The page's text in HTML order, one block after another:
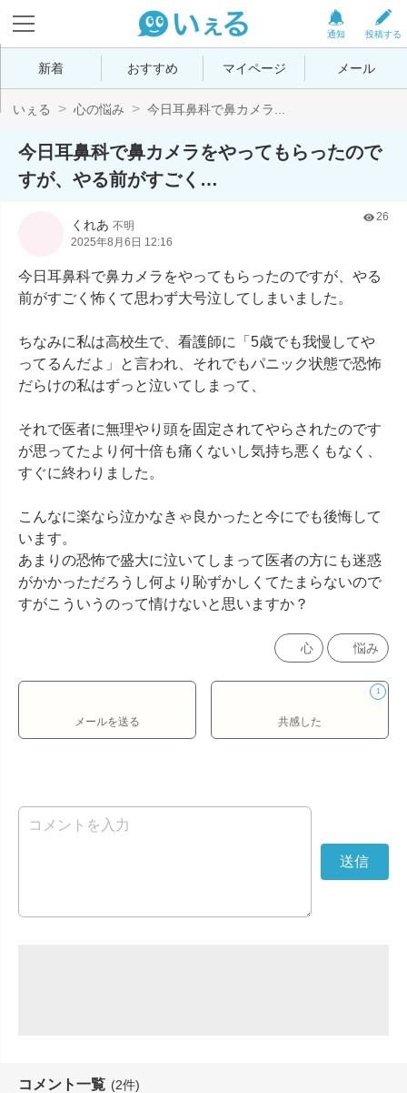
投稿する
通知
新着 おすすめ マイページ メール
いぇる 心の悩み 今日耳鼻科で鼻カメラ...
今日耳鼻科で鼻カメラをやってもらったので
すが、やる前がすごく…
くれあ 不明
2025年8月6日 12:16
26
今日耳鼻科で鼻カメラをやってもらったのですが、やる
前がすごく怖くて思わず大号泣してしまいました。
ちなみに私は高校生で、看護師に「5歳でも我慢してや
ってるんだよ」と言われ、それでもパニック状態で恐怖
だらけの私はずっと泣いてしまって、
それで医者に無理やり頭を固定されてやらされたのです
が思ってたより何十倍も痛くないし気持ち悪くもなく、
すぐに終わりました。
こんなに楽なら泣かなきゃ良かったと今にでも後悔して
います。
あまりの恐怖で盛大に泣いてしまって医者の方にも迷惑
がかかっただろうし何より恥ずかしくてたまらないので
すがこういうのって情けないと思いますか？
心 悩み
メールを送る
1
共感した
コメント一覧 (2件)